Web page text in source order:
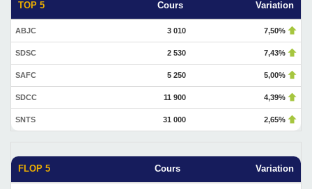
TOP 5 Cours Variation
ABJC 3 010 7,50%
SDSC 2 530 7,43%
SAFC 5 250 5,00%
SDCC 11 900 4,39%
SNTS 31 000 2,65%
FLOP 5 Cours Variation